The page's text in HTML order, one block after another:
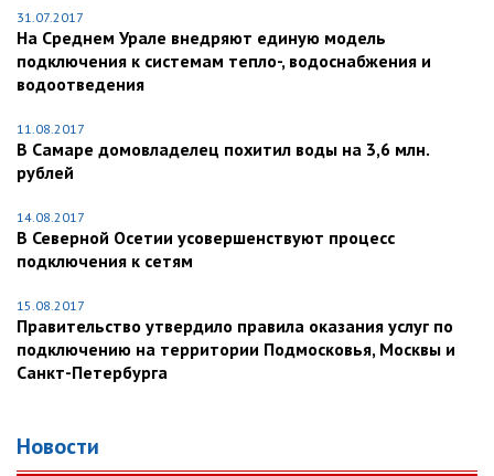
31.07.2017
На Среднем Урале внедряют единую модель
подключения к системам тепло-, водоснабжения и
водоотведения
11.08.2017
В Самаре домовладелец похитил воды на 3,6 млн.
рублей
14.08.2017
В Северной Осетии усовершенствуют процесс
подключения к сетям
15.08.2017
Правительство утвердило правила оказания услуг по
подключению на территории Подмосковья, Москвы и
Санкт-Петербурга
Новости